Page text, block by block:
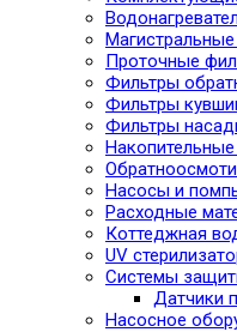
Проточные
Фильтры
Фильтры
Фильтры
Насосы и
Расходные
Коттеджная
UV
Системы
Датчики
Насосное